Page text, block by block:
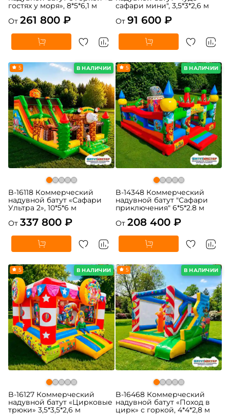
гостях у моря», 8*5*6,1 м
От 261 800 ₽
сафари мини", 3,5*3*2,6 м
От 91 600 ₽
В НАЛИЧИИ
5
B-16118 Коммерческий
надувной батут «Сафари
Ультра 2», 10*5*6 м
От 337 800 ₽
В НАЛИЧИИ
5
B-14348 Коммерческий
надувной батут "Сафари
приключения" 6*5*2.8 м
От 208 400 ₽
В НАЛИЧИИ
5
B-16127 Коммерческий
надувной батут «Цирковые
трюки» 3,5*3,5*2,6 м
В НАЛИЧИИ
5
B-16468 Коммерческий
надувной батут «Поход в
цирк» с горкой, 4*4*2,8 м